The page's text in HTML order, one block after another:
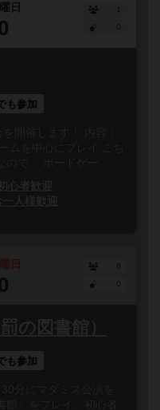
曜日
1
も参加
開催します！ 内容：
ムを中心にプレイ こち
ので、 ボードゲー...
心者歓迎
一人様歓迎
曜日
6
の図書館）
も参加
分にマダミス公演を
館』をプレイ。初心者